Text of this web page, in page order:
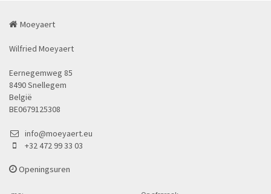
Moeyaert
Wilfried Moeyaert
Eernegemweg 85
8490 Snellegem
België
BE0679125308
info@moeyaert.eu
+32 472 99 33 03
Openingsuren